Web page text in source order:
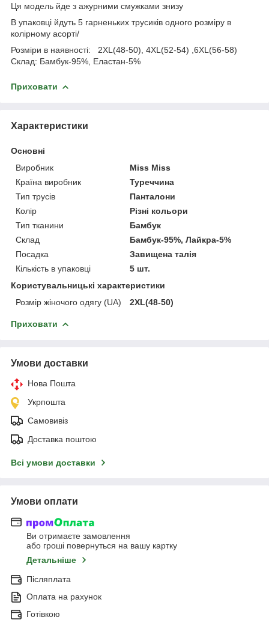
Ця модель йде з ажурними смужками знизу
В упаковці йдуть 5 гарненьких трусиків одного розміру в
колірному асорті/
Розміри в наявності: 2XL(48-50), 4XL(52-54) ,6XL(56-58)
Склад: Бамбук-95%, Еластан-5%
Приховати
Характеристики
Основні
Виробник
Miss Miss
Країна виробник
Туреччина
Тип трусів
Панталони
Колір
Різні кольори
Тип тканини
Бамбук
Склад
Бамбук-95%, Лайкра-5%
Посадка
Завищена талія
Кількість в упаковці
5 шт.
Користувальницькі характеристики
Розмір жіночого одягу (UA)
2XL(48-50)
Приховати
Умови доставки
Нова Пошта
Укрпошта
Самовивіз
Доставка поштою
Всі умови доставки
Умови оплати
Ви отримаєте замовлення
або гроші повернуться на вашу картку
Детальніше
Післяплата
Оплата на рахунок
Готівкою